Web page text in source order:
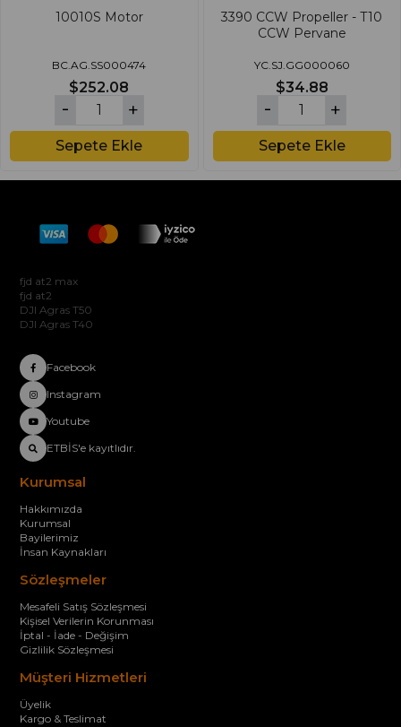
10010S Motor
BC.AG.SS000474
$252.08
Sepete Ekle
3390 CCW Propeller - T10
CCW Pervane
YC.SJ.GG000060
$34.88
Sepete Ekle
fjd at2 max
fjd at2
DJI Agras T50
DJI Agras T40
Facebook
Instagram
Youtube
ETBİS'e kayıtlıdır.
Kurumsal
Hakkımızda
Kurumsal
Bayilerimiz
İnsan Kaynakları
Sözleşmeler
Mesafeli Satış Sözleşmesi
Kişisel Verilerin Korunması
İptal - İade - Değişim
Gizlilik Sözleşmesi
Müşteri Hizmetleri
Üyelik
Kargo & Teslimat